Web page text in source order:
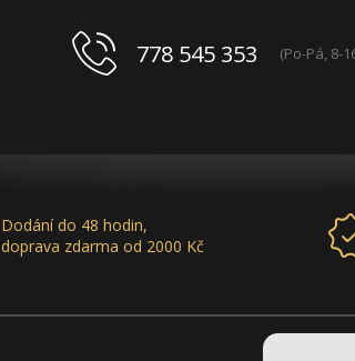
778 545 353 (Po-Pá, 8-
Dodání do 48 hodin,
doprava zdarma od 2000 Kč